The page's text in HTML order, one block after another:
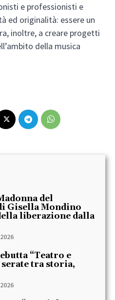
e professionisti e
ed originalità: essere un
inoltre, a creare progetti
della musica
del
Gisella Mondino
liberazione dalla
“Teatro e
tra storia,